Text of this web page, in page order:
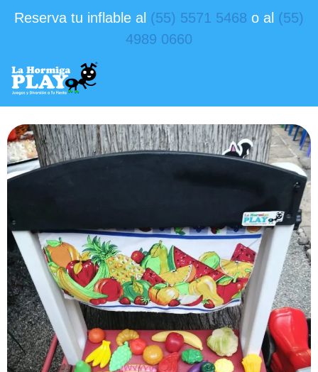
Reserva tu inflable al (55) 5571 5468 o al (55)
4989 0660